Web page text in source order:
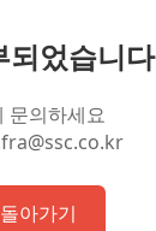
되었습니다
문의하세요
아가기